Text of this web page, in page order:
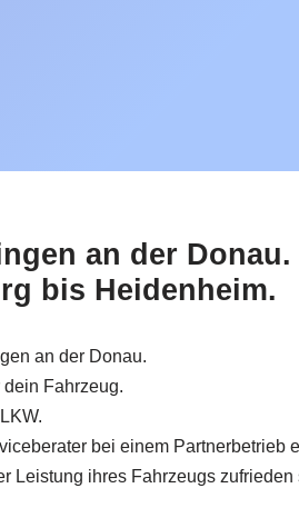
an der Donau.
bis Heidenheim.
an der Donau.
Fahrzeug.
bei einem Partnerbetrieb
Leistung ihres Fahrzeugs zufrieden